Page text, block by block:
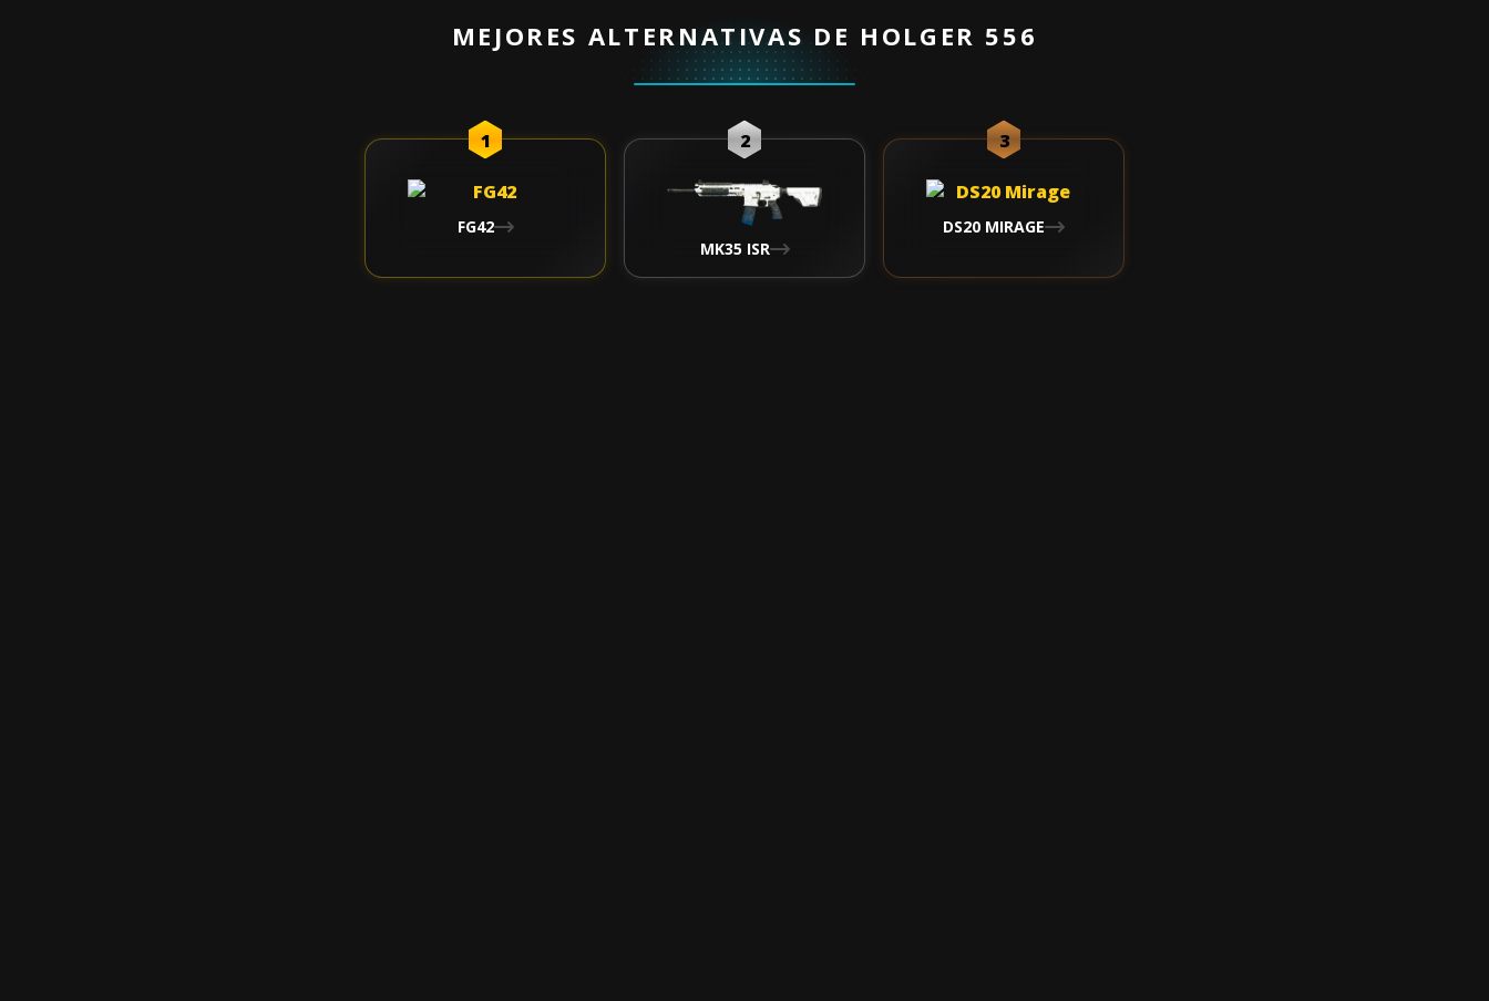
MEJORES ALTERNATIVAS DE HOLGER 556
1
FG42
2
MK35 ISR
3
DS20 MIRAGE